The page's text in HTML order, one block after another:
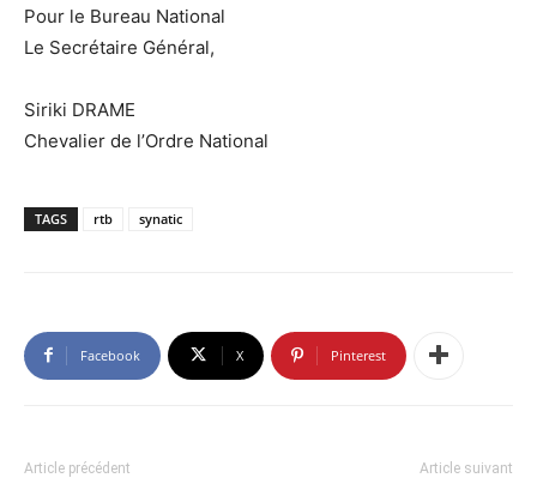
Pour le Bureau National
Le Secrétaire Général,
Siriki DRAME
Chevalier de l’Ordre National
TAGS rtb synatic
Facebook X Pinterest
Article précédent Article suivant